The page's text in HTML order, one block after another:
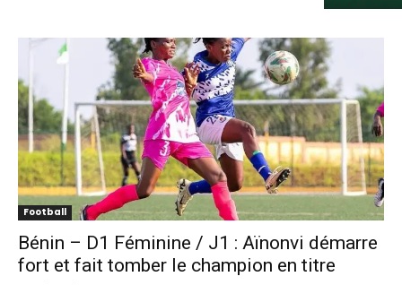
Football
Bénin – D1 Féminine / J1 : Aïnonvi démarre
fort et fait tomber le champion en titre